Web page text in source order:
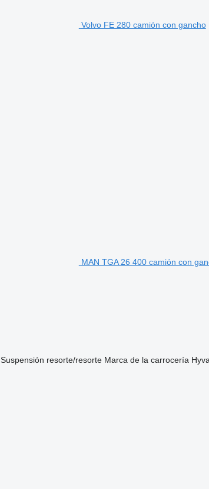
Volvo FE 280 camión con gancho
MAN TGA 26 400 camión con
Suspensión resorte/resorte Marca de la carrocería Hyva